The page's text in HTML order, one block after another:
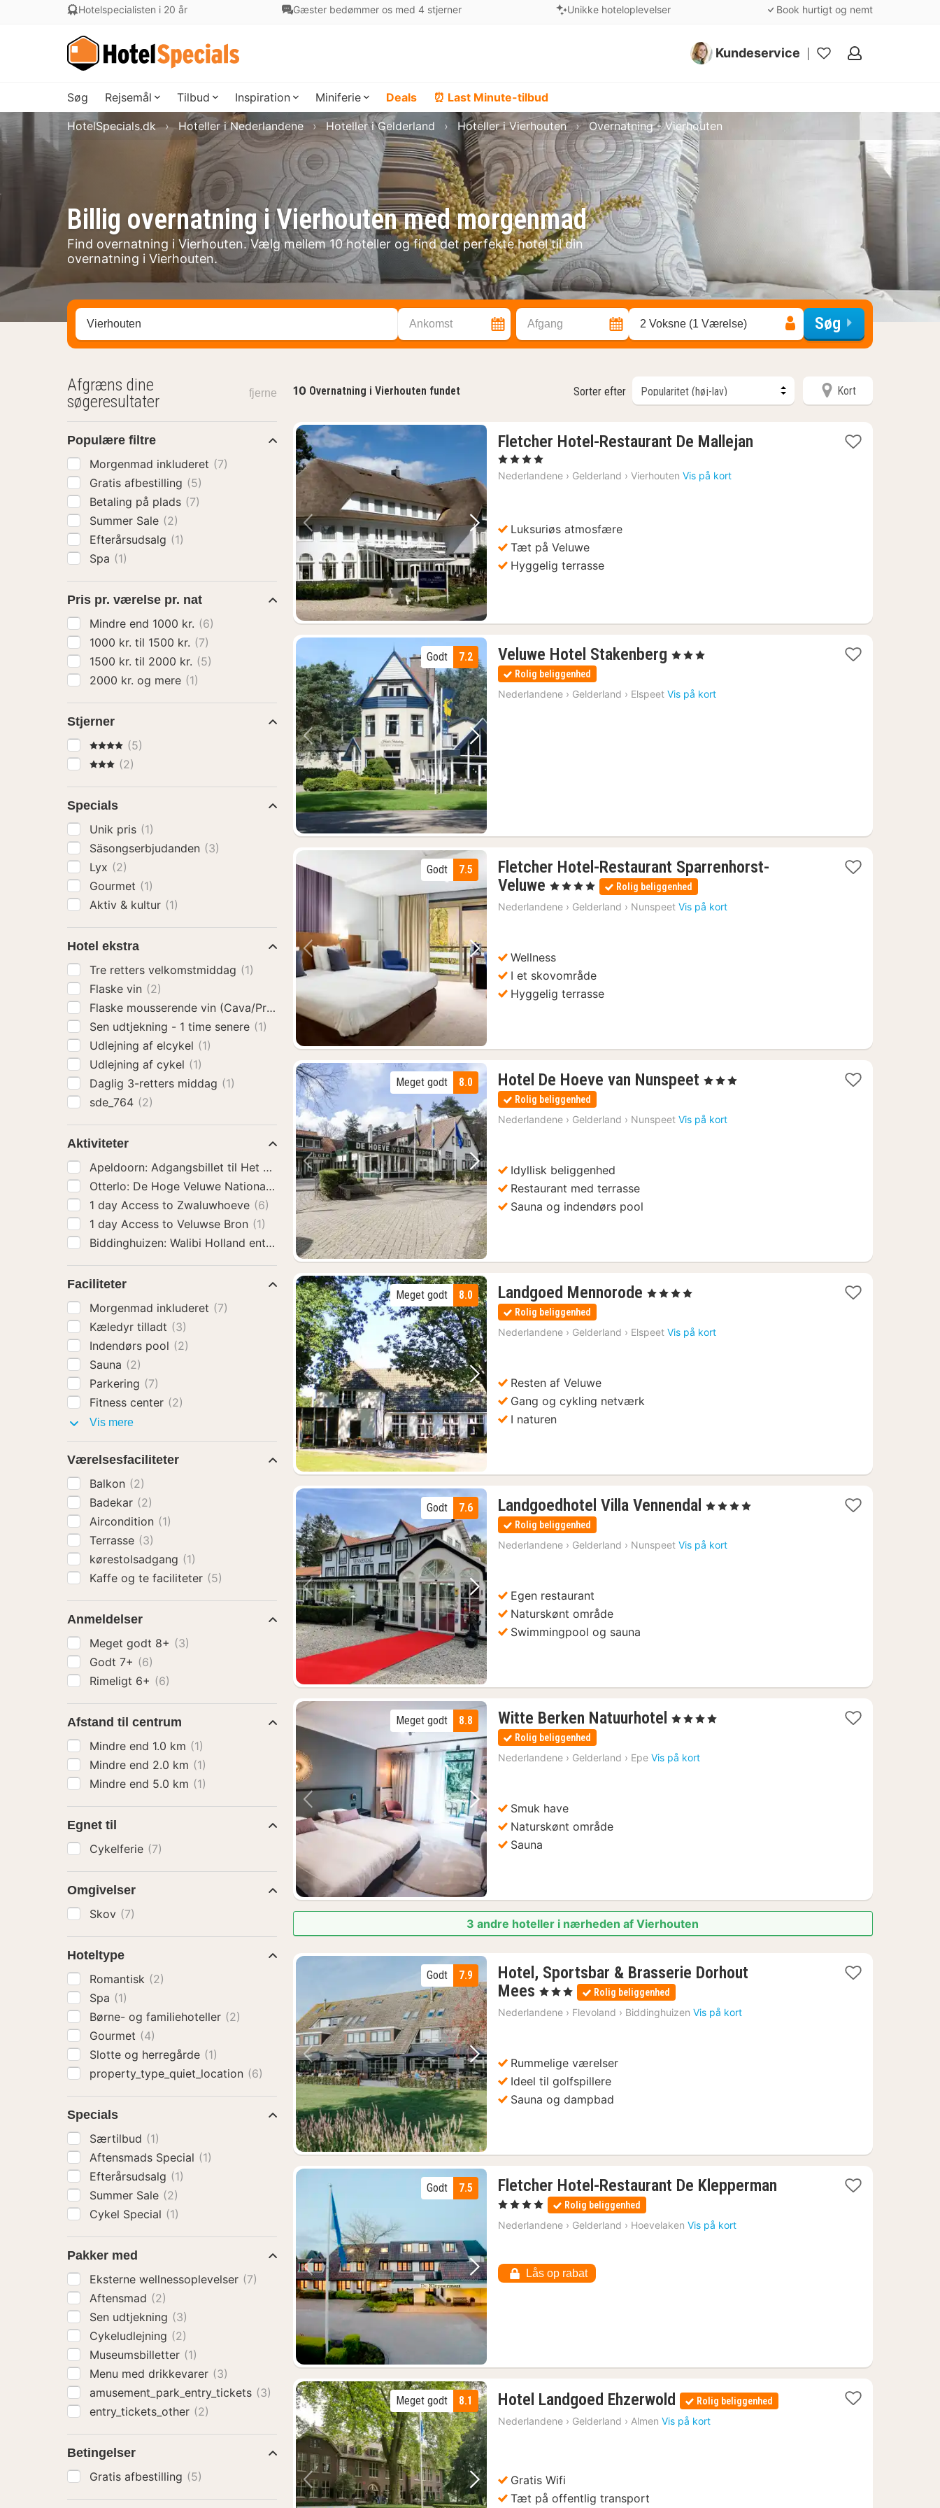
Hotelspecialisten i 20 år Gæster bedømmer os med 4 stjerner Unikke hoteloplevelser Book hurtigt og nemt
Kundeservice
Mine
Søg Rejsemål Tilbud Inspiration Miniferie Deals ⏰ Last Minute-tilbud
Billig overnatning i Vierhouten med morgenmad
Find overnatning i Vierhouten. Vælg mellem 10 hoteller og find det perfekte hotel til din
overnatning i Vierhouten.
HotelSpecials.dk Hoteller i Nederlandene Hoteller i Gelderland Hoteller i Vierhouten Overnatning - Vierhouten
Søg efter destination ... Ankomst Afgang 2 Voksne (1 Værelse) Søg
10 Overnatning i Vierhouten fundet Sorter efter Kort
Forrige billede Næste billede
Fletcher Hotel-Restaurant De Mallejan
, 4 Stjerner
Nederlandene › Gelderland › Vierhouten Vis på kort
Luksuriøs atmosfære
Tæt på Veluwe
Hyggelig terrasse
Forrige billede Næste billede
7.2
Godt Veluwe Hotel Stakenberg 1
fra
860
, 3 Stjerner
Rolig beliggenhed
Nederlandene › Gelderland › Elspeet Vis på kort
Forrige billede Næste billede
7.5
Godt
Fletcher Hotel-Restaurant Sparrenhorst-
Veluwe 1
nat
fra
kr.
, 4 Stjerner Rolig beliggenhed
Nederlandene › Gelderland › Nunspeet Vis på kort
Wellness
I et skovområde
Hyggelig terrasse
Forrige billede Næste billede
8.0
Meget godt Hotel De Hoeve van Nunspeet 1
fra
561
, 3 Stjerner
Rolig beliggenhed
Nederlandene › Gelderland › Nunspeet Vis på kort
Idyllisk beliggenhed
Restaurant med terrasse
Sauna og indendørs pool
Forrige billede Næste billede
8.0
Meget godt Landgoed Mennorode 1
fra
591
, 4 Stjerner
Rolig beliggenhed
Nederlandene › Gelderland › Elspeet Vis på kort
Resten af Veluwe
Gang og cykling netværk
I naturen
Forrige billede Næste billede
7.6
Godt Landgoedhotel Villa Vennendal 1
fra
860
, 4 Stjerner
Rolig beliggenhed
Nederlandene › Gelderland › Nunspeet Vis på kort
Egen restaurant
Naturskønt område
Swimmingpool og sauna
Forrige billede Næste billede
8.8
Meget godt Witte Berken Natuurhotel 1
fra
1384
, 4 Stjerner
Rolig beliggenhed
Nederlandene › Gelderland › Epe Vis på kort
Smuk have
Naturskønt område
Sauna
3 andre hoteller i nærheden af Vierhouten
Forrige billede Næste billede
7.9
Godt
Hotel, Sportsbar & Brasserie Dorhout
Mees 1
nat
fra
kr.
, 3 Stjerner Rolig beliggenhed
Nederlandene › Flevoland › Biddinghuizen Vis på kort
Rummelige værelser
Ideel til golfspillere
Sauna og dampbad
Forrige billede Næste billede
7.5
Godt Fletcher Hotel-Restaurant De Klepperman
, 4 Stjerner Rolig beliggenhed
Nederlandene › Gelderland › Hoevelaken Vis på kort
Lås op rabat
Forrige billede Næste billede
8.1
Meget godt Hotel Landgoed Ehzerwold 1
nat
fra
Rolig beliggenhed
Nederlandene › Gelderland › Almen Vis på kort
Gratis Wifi
Tæt på offentlig transport
Afgræns dine
søgeresultater
fjerne
Populære filtre
Morgenmad inkluderet (7)
Gratis afbestilling (5)
Betaling på plads (7)
Summer Sale (2)
Efterårsudsalg (1)
Spa (1)
Pris pr. værelse pr. nat
Mindre end 1000 kr. (6)
1000 kr. til 1500 kr. (7)
1500 kr. til 2000 kr. (5)
2000 kr. og mere (1)
Stjerner
4 Stjerner
(5)
3 Stjerner
(2)
Specials
Unik pris (1)
Säsongserbjudanden (3)
Lyx (2)
Gourmet (1)
Aktiv & kultur (1)
Hotel ekstra
Tre retters velkomstmiddag (1)
Flaske vin (2)
Flaske mousserende vin (Cava/Prosecco)(1)
Sen udtjekning - 1 time senere (1)
Udlejning af elcykel (1)
Udlejning af cykel (1)
Daglig 3-retters middag (1)
sde_764 (2)
Aktiviteter
Apeldoorn: Adgangsbillet til Het Loo Palace(1)
Otterlo: De Hoge Veluwe National Park entrébillet(2)
1 day Access to Zwaluwhoeve (6)
1 day Access to Veluwse Bron (1)
Biddinghuizen: Walibi Holland entrébillet(3)
Faciliteter
Morgenmad inkluderet (7)
Kæledyr tilladt (3)
Indendørs pool (2)
Sauna (2)
Parkering (7)
Fitness center (2)
Vis mereFaciliteter
Værelsesfaciliteter
Balkon (2)
Badekar (2)
Aircondition (1)
Terrasse (3)
kørestolsadgang (1)
Kaffe og te faciliteter (5)
Anmeldelser
Meget godt 8+ (3)
Godt 7+ (6)
Rimeligt 6+ (6)
Afstand til centrum
Mindre end 1.0 km (1)
Mindre end 2.0 km (1)
Mindre end 5.0 km (1)
Egnet til
Cykelferie (7)
Omgivelser
Skov (7)
Hoteltype
Romantisk (2)
Spa (1)
Børne- og familiehoteller (2)
Gourmet (4)
Slotte og herregårde (1)
property_type_quiet_location (6)
Specials
Særtilbud (1)
Aftensmads Special (1)
Efterårsudsalg (1)
Summer Sale (2)
Cykel Special (1)
Pakker med
Eksterne wellnessoplevelser (7)
Aftensmad (2)
Sen udtjekning (3)
Cykeludlejning (2)
Museumsbilletter (1)
Menu med drikkevarer (3)
amusement_park_entry_tickets (3)
entry_tickets_other (2)
Betingelser
Gratis afbestilling (5)